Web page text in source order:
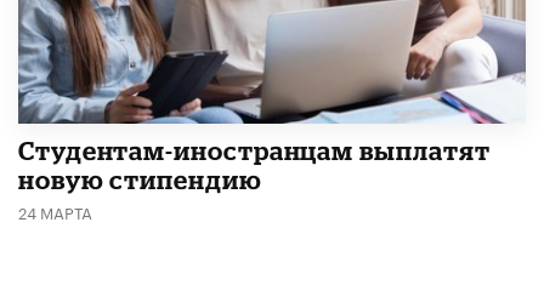
Студентам-иностранцам выплатят
новую стипендию
24 МАРТА